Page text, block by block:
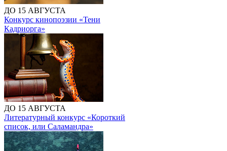
ДО 15 АВГУСТА
Конкурс кинопоэзии «Тени
Кадриорга»
ДО 15 АВГУСТА
Литературный конкурс «Короткий
список, или Саламандра»